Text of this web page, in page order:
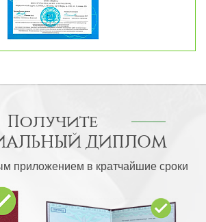
Получите
ДИПЛОМ
приложением в кратчайшие сроки